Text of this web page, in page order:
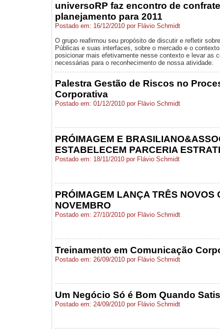
universoRP faz encontro de
planejamento para 2011
Postado em: 16/12/2010 por Flávio Schmidt
O grupo reafirmou seu propósito de discutir e refletir
Públicas e suas interfaces, sobre o mercado e o
posicionar mais efetivamente nesse contexto e levar as
necessárias para o reconhecimento de nossa atividade.
Palestra Gestão de Riscos no
Corporativa
Postado em: 01/12/2010 por Flávio Schmidt
PRÓIMAGEM E
ESTABELECEM PARCERIA
Postado em: 18/11/2010 por Flávio Schmidt
PRÓIMAGEM LANÇA TRÊS NOVOS
NOVEMBRO
Postado em: 27/10/2010 por Flávio Schmidt
Treinamento em Comunicação
Postado em: 26/09/2010 por Flávio Schmidt
Um Negócio Só é Bom Quando
Postado em: 24/09/2010 por Flávio Schmidt